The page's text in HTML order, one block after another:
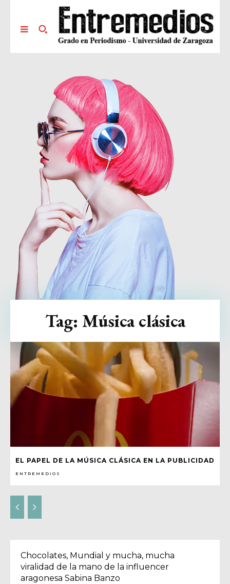
EL PAPEL DE LA MÚSICA CLÁSICA EN LA PUBLICIDAD
ENTREMEDIOS
Tag: Música clásica
Chocolates, Mundial y mucha, mucha
viralidad de la mano de la influencer
aragonesa Sabina Banzo